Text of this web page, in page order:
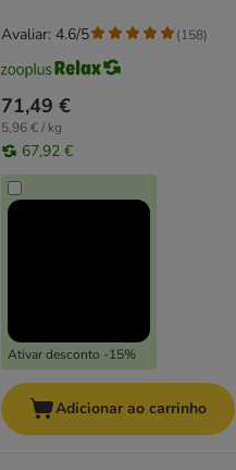
71,49 €
5,96 € / kg
67,92 €
Ativar desconto -15%
Avaliar: 4.6/5 (158)
Adicionar ao carrinho